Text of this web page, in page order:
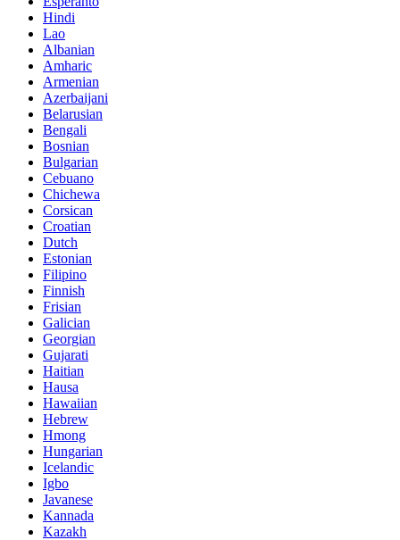
Hindi
Lao
Albanian
Amharic
Armenian
Azerbaijani
Belarusian
Bengali
Bosnian
Bulgarian
Cebuano
Chichewa
Corsican
Croatian
Dutch
Estonian
Filipino
Finnish
Frisian
Galician
Georgian
Gujarati
Haitian
Hausa
Hawaiian
Hebrew
Hmong
Hungarian
Icelandic
Igbo
Javanese
Kannada
Kazakh